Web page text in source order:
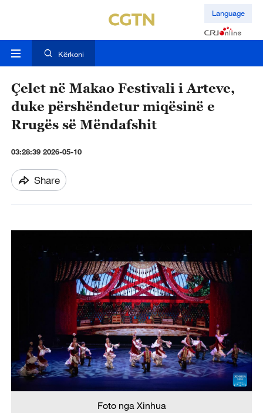
Language
Kërkoni
Çelet në Makao Festivali i Arteve,
duke përshëndetur miqësinë e
Rrugës së Mëndafshit
03:28:39 2026-05-10
Share
Foto nga Xinhua